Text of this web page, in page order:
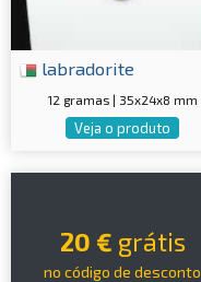
labradorite
12 gramas | 35x24x8 mm
Veja o produto
20 € grátis
no código de desconto